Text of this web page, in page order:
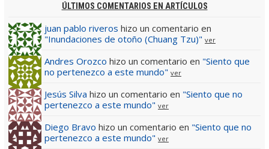
ÚLTIMOS COMENTARIOS EN ARTÍCULOS
juan pablo riveros hizo un comentario en
"Inundaciones de otoño (Chuang Tzu)" ver
Andres Orozco hizo un comentario en "Siento que
no pertenezco a este mundo" ver
Jesús Silva hizo un comentario en "Siento que no
pertenezco a este mundo" ver
Diego Bravo hizo un comentario en "Siento que no
pertenezco a este mundo" ver